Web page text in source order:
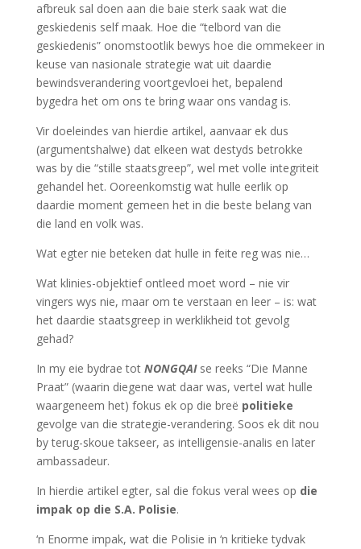
afbreuk sal doen aan die baie sterk saak wat die
geskiedenis self maak. Hoe die “telbord van die
geskiedenis” onomstootlik bewys hoe die ommekeer in
keuse van nasionale strategie wat uit daardie
bewindsverandering voortgevloei het, bepalend
bygedra het om ons te bring waar ons vandag is.
Vir doeleindes van hierdie artikel, aanvaar ek dus
(argumentshalwe) dat elkeen wat destyds betrokke
was by die “stille staatsgreep”, wel met volle integriteit
gehandel het. Ooreenkomstig wat hulle eerlik op
daardie moment gemeen het in die beste belang van
die land en volk was.
Wat egter nie beteken dat hulle in feite reg was nie…
Wat klinies-objektief ontleed moet word – nie vir
vingers wys nie, maar om te verstaan en leer – is: wat
het daardie staatsgreep in werklikheid tot gevolg
gehad?
In my eie bydrae tot NONGQAIse reeks “Die Manne
Praat” (waarin diegene wat daar was, vertel wat hulle
waargeneem het) fokus ek op die breë politieke
gevolge van die strategie-verandering. Soos ek dit nou
by terug-skoue takseer, as intelligensie-analis en later
ambassadeur.
In hierdie artikel egter, sal die fokus veral wees op die
impak op die S.A. Polisie.
‘n Enorme impak, wat die Polisie in ‘n kritieke tydvak